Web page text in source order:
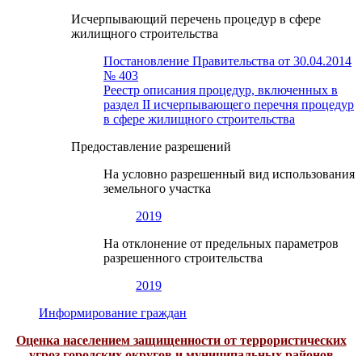
Исчерпывающий перечень процедур в сфере
жилищного строительства
Постановление Правительства от 30.04.2014
№ 403
Реестр описания процедур, включенных в
раздел II исчерпывающего перечня процедур
в сфере жилищного строительства
Предоставление разрешений
На условно разрешенный вид использования
земельного участка
2019
На отклонение от предельных параметров
разрешенного строительства
2019
Информирование граждан
Оценка населением защищенности от террористических